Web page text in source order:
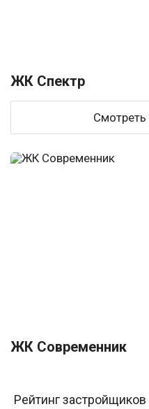
ЖК Спектр
ЖК Современник
Рейтинг застройщиков